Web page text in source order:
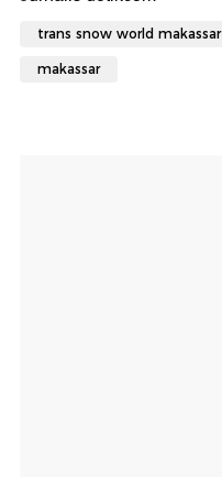
trans snow world makassar
makassar